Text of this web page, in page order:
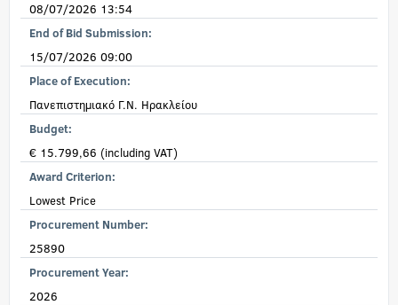
08/07/2026 13:54
End of Bid Submission:
15/07/2026 09:00
Place of Execution:
Πανεπιστημιακό Γ.Ν. Ηρακλείου
Budget:
€ 15.799,66 (including VAT)
Award Criterion:
Lowest Price
Procurement Number:
25890
Procurement Year:
2026